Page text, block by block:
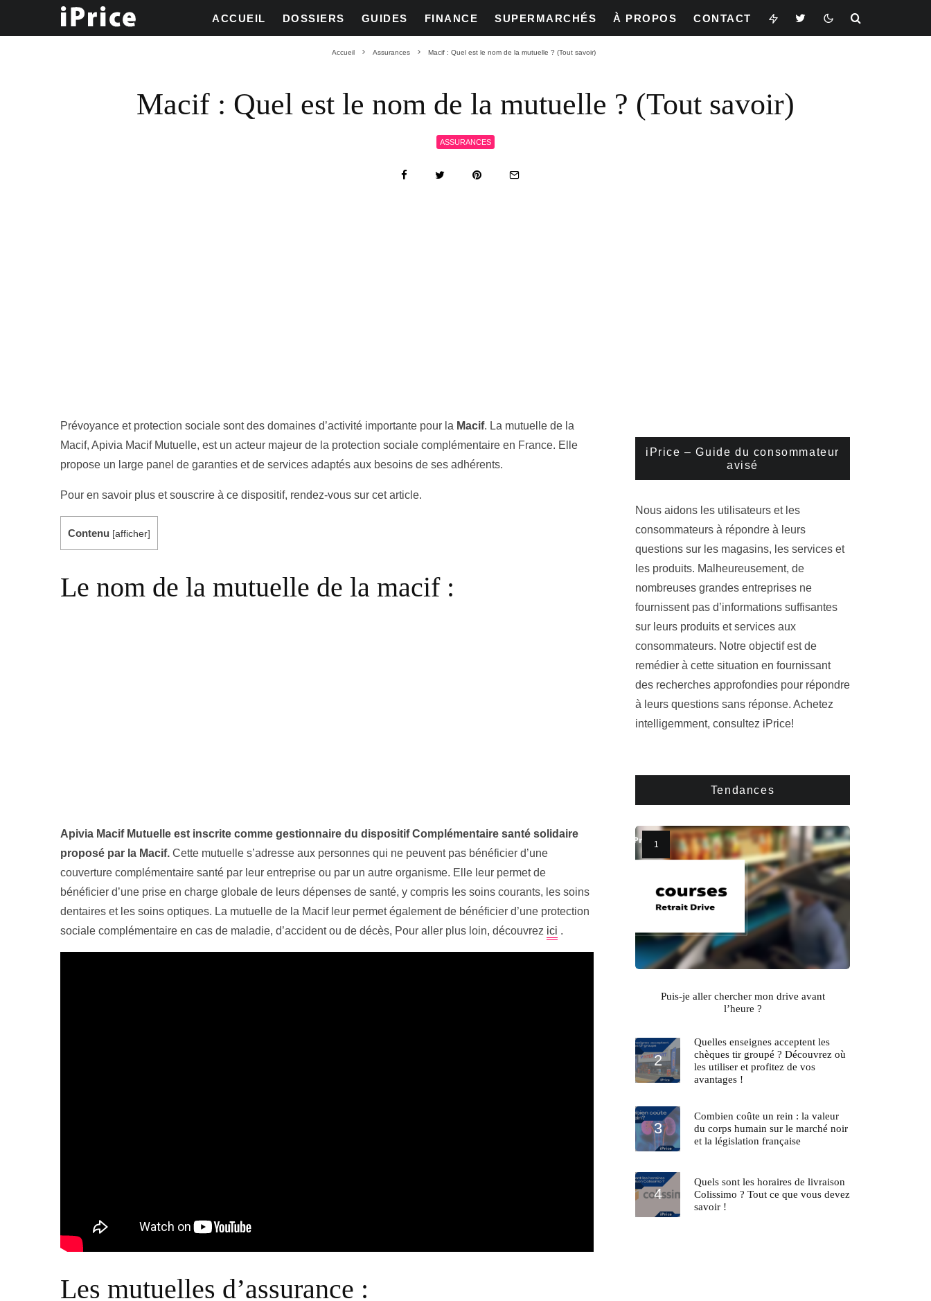
ACCUEIL DOSSIERS GUIDES FINANCE SUPERMARCHÉS À PROPOS CONTACT
Accueil Assurances Macif : Quel est le nom de la mutuelle ? (Tout savoir)
Macif : Quel est le nom de la mutuelle ? (Tout savoir)
ASSURANCES
Prévoyance et protection sociale sont des domaines d’activité importante pour la Macif. La mutuelle de la
Macif, Apivia Macif Mutuelle, est un acteur majeur de la protection sociale complémentaire en France. Elle
propose un large panel de garanties et de services adaptés aux besoins de ses adhérents.
Pour en savoir plus et souscrire à ce dispositif, rendez-vous sur cet article.
Contenu [afficher]
Le nom de la mutuelle de la macif :
Apivia Macif Mutuelle est inscrite comme gestionnaire du dispositif Complémentaire santé solidaire
proposé par la Macif. Cette mutuelle s’adresse aux personnes qui ne peuvent pas bénéficier d’une
couverture complémentaire santé par leur entreprise ou par un autre organisme. Elle leur permet de
bénéficier d’une prise en charge globale de leurs dépenses de santé, y compris les soins courants, les soins
dentaires et les soins optiques. La mutuelle de la Macif leur permet également de bénéficier d’une protection
sociale complémentaire en cas de maladie, d’accident ou de décès, Pour aller plus loin, découvrez ici .
Les mutuelles d’assurance :
iPrice – Guide du consommateur
avisé
Nous aidons les utilisateurs et les
consommateurs à répondre à leurs
questions sur les magasins, les services et
les produits. Malheureusement, de
nombreuses grandes entreprises ne
fournissent pas d’informations suffisantes
sur leurs produits et services aux
consommateurs. Notre objectif est de
remédier à cette situation en fournissant
des recherches approfondies pour répondre
à leurs questions sans réponse. Achetez
intelligemment, consultez iPrice!
Tendances
Puis-je aller chercher mon drive avant
l’heure ?
Quelles enseignes acceptent les
chèques tir groupé ? Découvrez où
les utiliser et profitez de vos
avantages !
Combien coûte un rein : la valeur
du corps humain sur le marché noir
et la législation française
Quels sont les horaires de livraison
Colissimo ? Tout ce que vous devez
savoir !